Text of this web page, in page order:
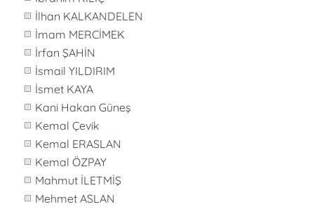
İlhan KALKANDELEN
İmam MERCİMEK
İrfan ŞAHİN
İsmail YILDIRIM
İsmet KAYA
Kani Hakan Güneş
Kemal Çevik
Kemal ERASLAN
Kemal ÖZPAY
Mahmut İLETMİŞ
Mehmet ASLAN